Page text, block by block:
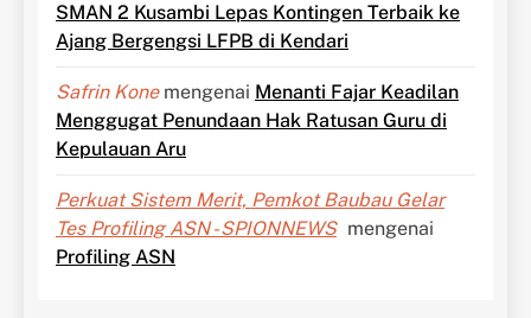
SMAN 2 Kusambi Lepas Kontingen Terbaik ke
Ajang Bergengsi LFPB di Kendari
Safrin Konemengenai Menanti Fajar Keadilan
Menggugat Penundaan Hak Ratusan Guru di
Kepulauan Aru
Perkuat Sistem Merit, Pemkot Baubau Gelar
Tes Profiling ASN - SPIONNEWS mengenai
Profiling ASN